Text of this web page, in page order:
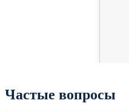
Частые вопросы